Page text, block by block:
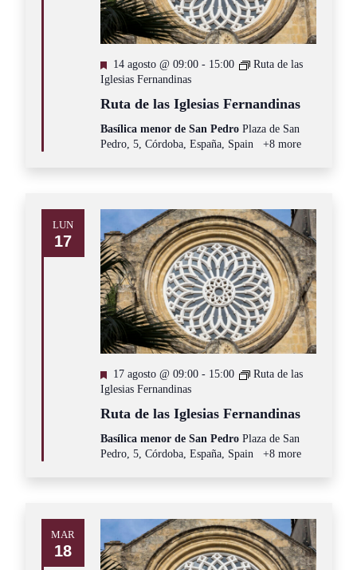
Destacado
14 agosto @ 09:00- 15:00
Ruta de las
Iglesias Fernandinas
Ruta de las Iglesias Fernandinas
Basílica menor de San Pedro Plaza de San
Pedro, 5, Córdoba, España, Spain
+8 more
LUN
17
Destacado
17 agosto @ 09:00- 15:00
Ruta de las
Iglesias Fernandinas
Ruta de las Iglesias Fernandinas
Basílica menor de San Pedro Plaza de San
Pedro, 5, Córdoba, España, Spain
+8 more
MAR
18